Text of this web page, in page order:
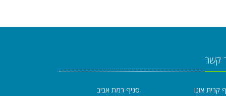
קשר
קרית אונו
סניף רמת אביב